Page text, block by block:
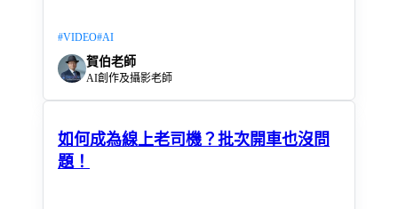
#VIDEO#AI
賀伯老師
AI創作及攝影老師
如何成為線上老司機？批次開車也沒問
題！